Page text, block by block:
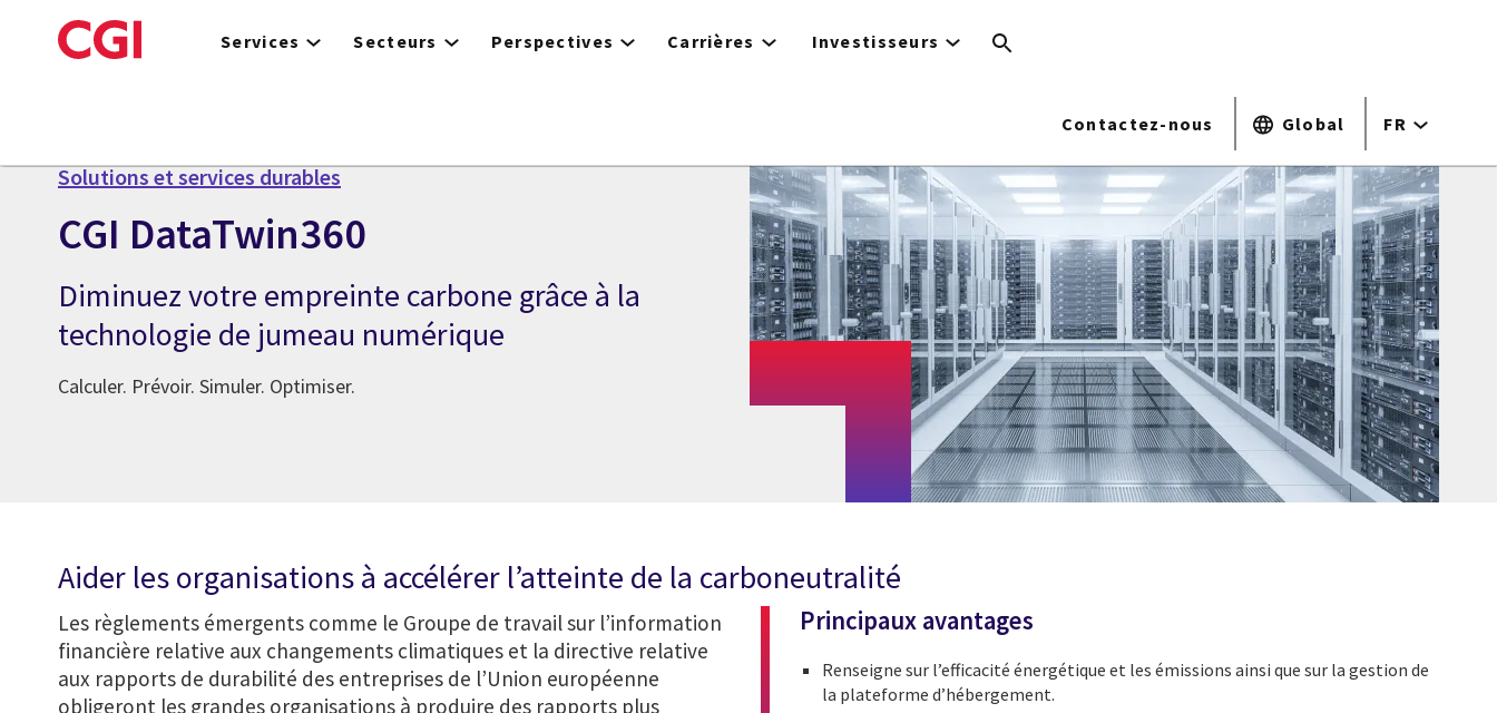
to
Services Secteurs Perspectives Carrières Investisseurs
Contactez-nous Global FR
Solutions et services durables
CGI DataTwin360
Diminuez votre empreinte carbone grâce à la
technologie de jumeau numérique
Calculer. Prévoir. Simuler. Optimiser.
Aider les organisations à accélérer l’atteinte de la carboneutralité
Les règlements émergents comme le Groupe de travail sur l’information
financière relative aux changements climatiques et la directive relative
aux rapports de durabilité des entreprises de l’Union européenne
obligeront les grandes organisations à produire des rapports plus
Principaux avantages
Renseigne sur l’efficacité énergétique et les émissions ainsi que sur la gestion de
la plateforme d’hébergement.